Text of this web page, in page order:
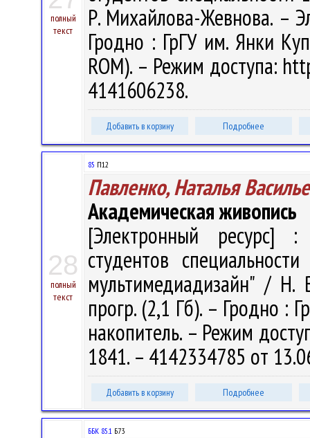
полный
текст
Р. Михайлова-Жевнова. –
Гродно : ГрГУ им. Янки
ROM). – Режим доступа:
4141606238.
Добавить в корзину Подробнее
28
полный
текст
85 П12
Павленко, Наталья
Академическая живопись
[Электронный ресурс] :
студентов
мультимедиадизайн" / Н.
прогр. (2,1 Гб). – Гродно :
накoпитeль. – Режим
1841. – 4142334785 от
Добавить в корзину Подробнее
ББК 85.1 Б73